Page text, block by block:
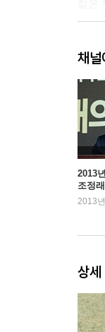
너무
나는
나
뒤집
세상
홀로
소멸
꼬박
친구
3. 우
마음
채널
2013
조정
2013
상세